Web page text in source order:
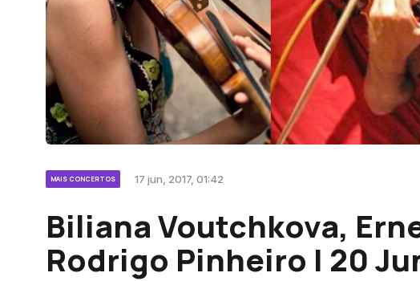
MAIS CONCERTOS 17 jun, 2017, 01:42
Biliana Voutchkova,
Rodrigo Pinheiro | 20